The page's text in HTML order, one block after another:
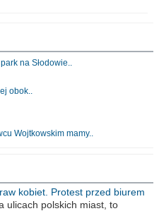
na Słodowie..
obok..
Wojtkowskim mamy..
kobiet. Protest przed biurem
ulicach polskich miast, to